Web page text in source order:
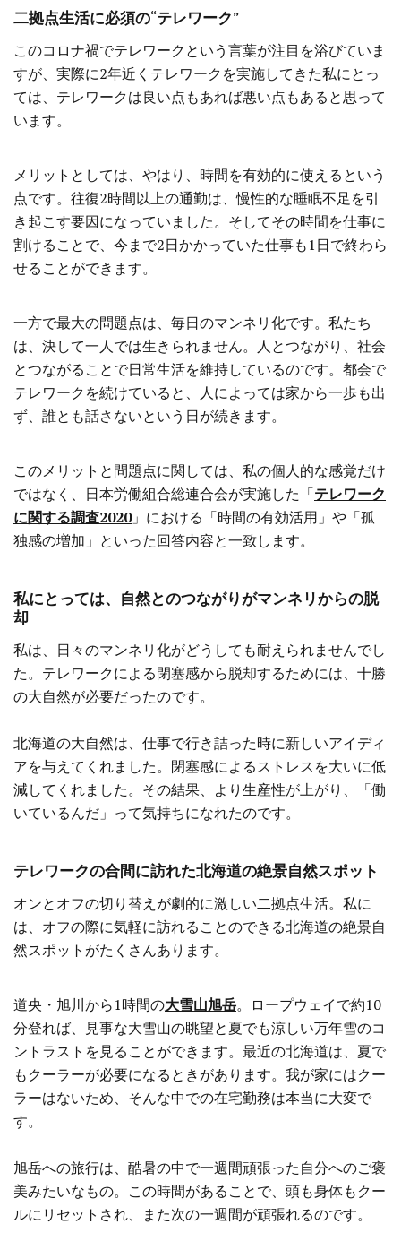
二拠点生活に必須の“テレワーク”
このコロナ禍でテレワークという言葉が注目を浴びていま
すが、実際に2年近くテレワークを実施してきた私にとっ
ては、テレワークは良い点もあれば悪い点もあると思って
います。
メリットとしては、やはり、時間を有効的に使えるという
点です。往復2時間以上の通勤は、慢性的な睡眠不足を引
き起こす要因になっていました。そしてその時間を仕事に
割けることで、今まで2日かかっていた仕事も1日で終わら
せることができます。
一方で最大の問題点は、毎日のマンネリ化です。私たち
は、決して一人では生きられません。人とつながり、社会
とつながることで日常生活を維持しているのです。都会で
テレワークを続けていると、人によっては家から一歩も出
ず、誰とも話さないという日が続きます。
このメリットと問題点に関しては、私の個人的な感覚だけ
ではなく、日本労働組合総連合会が実施した「テレワーク
に関する調査2020」における「時間の有効活用」や「孤
独感の増加」といった回答内容と一致します。
私にとっては、自然とのつながりがマンネリからの脱
却
私は、日々のマンネリ化がどうしても耐えられませんでし
た。テレワークによる閉塞感から脱却するためには、十勝
の大自然が必要だったのです。
北海道の大自然は、仕事で行き詰った時に新しいアイディ
アを与えてくれました。閉塞感によるストレスを大いに低
減してくれました。その結果、より生産性が上がり、「働
いているんだ」って気持ちになれたのです。
テレワークの合間に訪れた北海道の絶景自然スポット
オンとオフの切り替えが劇的に激しい二拠点生活。私に
は、オフの際に気軽に訪れることのできる北海道の絶景自
然スポットがたくさんあります。
道央・旭川から1時間の大雪山旭岳。ロープウェイで約10
分登れば、見事な大雪山の眺望と夏でも涼しい万年雪のコ
ントラストを見ることができます。最近の北海道は、夏で
もクーラーが必要になるときがあります。我が家にはクー
ラーはないため、そんな中での在宅勤務は本当に大変で
す。
旭岳への旅行は、酷暑の中で一週間頑張った自分へのご褒
美みたいなもの。この時間があることで、頭も身体もクー
ルにリセットされ、また次の一週間が頑張れるのです。